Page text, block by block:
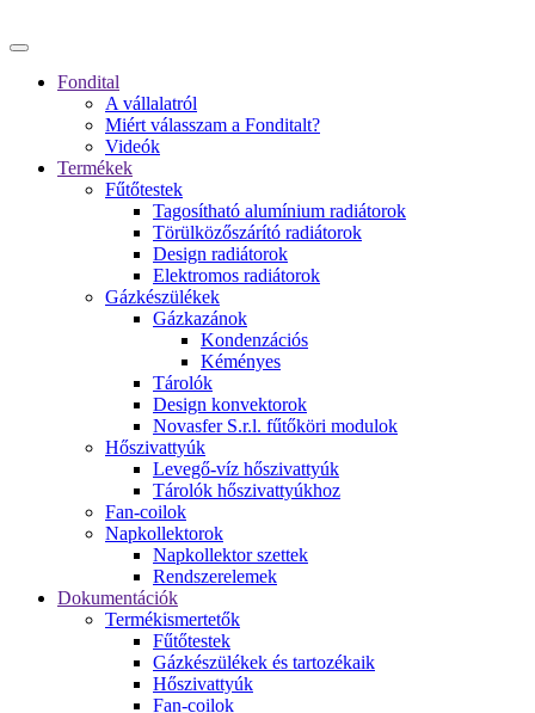
Fondital
A vállalatról
Miért válasszam a Fonditalt?
Videók
Termékek
Fűtőtestek
Tagosítható alumínium radiátorok
Törülközőszárító radiátorok
Design radiátorok
Elektromos radiátorok
Gázkészülékek
Gázkazánok
Kondenzációs
Kéményes
Tárolók
Design konvektorok
Novasfer S.r.l. fűtőköri modulok
Hőszivattyúk
Levegő-víz hőszivattyúk
Tárolók hőszivattyúkhoz
Fan-coilok
Napkollektorok
Napkollektor szettek
Rendszerelemek
Dokumentációk
Termékismertetők
Fűtőtestek
Gázkészülékek és tartozékaik
Hőszivattyúk
Fan-coilok